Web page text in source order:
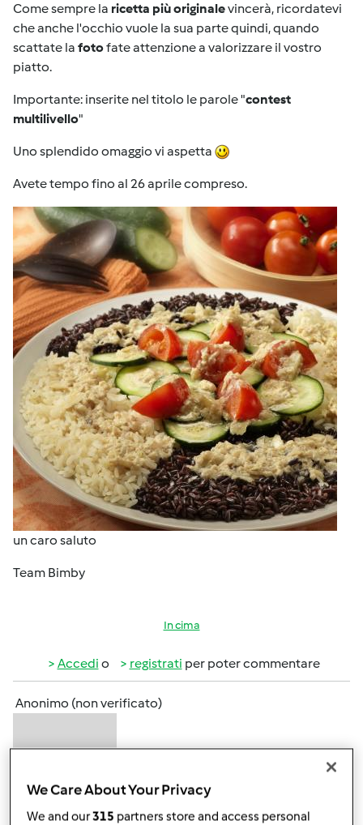
Come sempre la ricetta più originalevincerà, ricordatevi
che anche l'occhio vuole la sua parte quindi, quando
scattate la fotofate attenzione a valorizzare il vostro
piatto.
Importante: inserite nel titolo le parole "contest
multilivello"
Uno splendido omaggio vi aspetta
Avete tempo fino al 26 aprile compreso.
un caro saluto
Team Bimby
In cima
Accedi o registrati per poter commentare
Anonimo (non verificato)
We Care About Your Privacy
We and our315 partners store and access personal